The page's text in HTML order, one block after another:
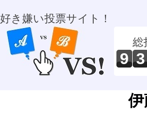
好き嫌い投票サイト！
総
9 3